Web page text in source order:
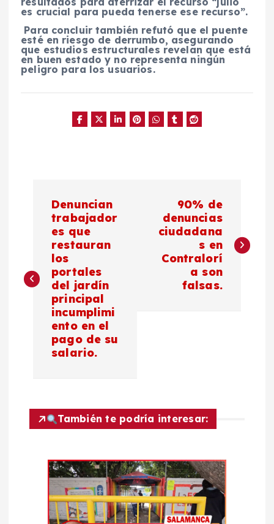
es crucial para pueda tenerse ese recurso”.
Para concluir también refutó que el puente
esté en riesgo de derrumbo, asegurando
que estudios estructurales revelan que está
en buen estado y no representa ningún
peligro para los usuarios.
e
ó
Denuncian
trabajador
es que
restauran
los
portales
del jardín
principal
incumplimi
ento en el
pago de su
salario.
90% de
denuncias
ciudadana
s en
Contralorí
a son
falsas.
También te podría interesar: